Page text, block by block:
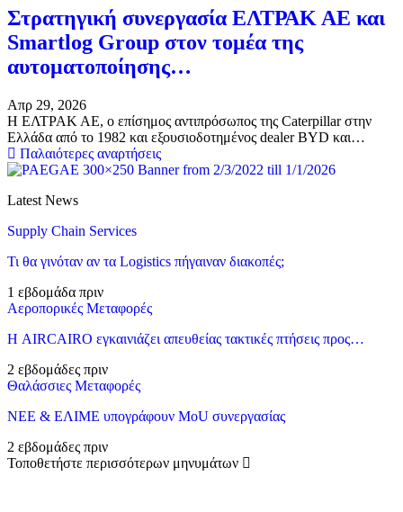
Στρατηγική συνεργασία ΕΛΤΡΑΚ ΑΕ και
Smartlog Group στον τομέα της
αυτοματοποίησης…
Απρ 29, 2026
Η ΕΛΤΡΑΚ ΑΕ, ο επίσημος αντιπρόσωπος της Caterpillar στην
Ελλάδα από το 1982 και εξουσιοδοτημένος dealer BYD και…
Παλαιότερες αναρτήσεις
Latest News
Supply Chain Services
Τι θα γινόταν αν τα Logistics πήγαιναν διακοπές;
1 εβδομάδα πριν
Αεροπορικές Μεταφορές
Η AIRCAIRO εγκαινιάζει απευθείας τακτικές πτήσεις προς…
2 εβδομάδες πριν
Θαλάσσιες Μεταφορές
ΝΕΕ & ΕΛΙΜΕ υπογράφουν MoU συνεργασίας
2 εβδομάδες πριν
Τοποθετήστε περισσότερων μηνυμάτων